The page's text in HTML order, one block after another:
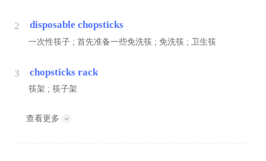
2 disposable chopsticks
一次性筷子 ; 首先准备一些免洗筷 ; 免洗筷 ; 卫生筷
3 chopsticks rack
筷架 ; 筷子架
查看更多